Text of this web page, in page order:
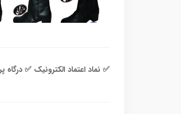
✅ نماد اعتماد الکترونیک ✅